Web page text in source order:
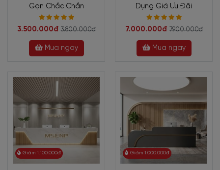
Gọn Chắc Chắn
3.500.000đ 3.800.000đ
Mua ngay
Dụng Giá Ưu Đãi
7.000.000đ 7.900.000đ
Mua ngay
Giảm 1.100.000đ Giảm 1.000.000đ